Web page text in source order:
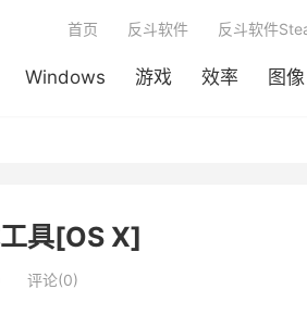
Windows 游戏 效率 图像
首页 反斗软件 反斗软件
具[OS X]
评论(0)